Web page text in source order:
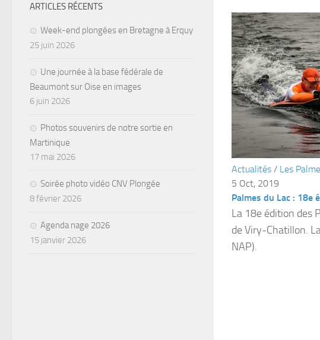
Actualités / Les
5 Oct, 2019
Palmes du Lac : 18e
La 18e édition des
de Viry-Chatillon.
NAP).
ARTICLES RÉCENTS
Week-end plongées en Bretagne à Erquy
25 juin 2026
Une journée à la base fédérale de
Beaumont sur Oise en images
6 juin 2026
Photos souvenirs de notre sortie en
Martinique
17 mai 2026
Soirée photo vidéo CNV Plongée
8 février 2026
Agenda nage 2026
15 janvier 2026